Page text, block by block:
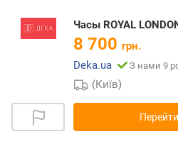
Часы ROYAL
8 700 грн.
Deka.ua
З нами 9
(Київ)